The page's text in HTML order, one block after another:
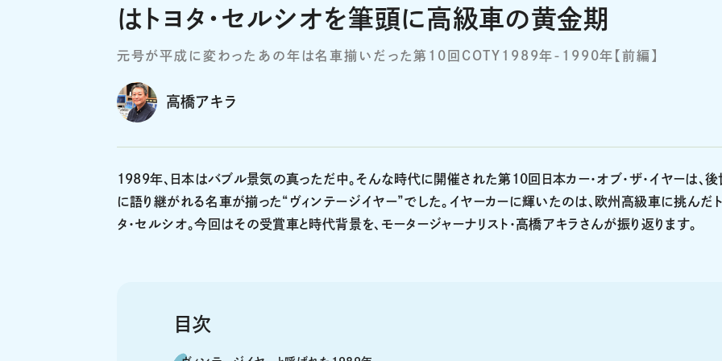
はトヨタ・セルシオを筆頭に高級車の黄金期
元号が平成に変わったあの年は名車揃いだった第10回COTY1989年-1990年【前編】
高橋アキラ
1989年、日本はバブル景気の真っただ中。そんな時代に開催された第10回日本カー・オブ・ザ・イヤーは、後
に語り継がれる名車が揃った“ヴィンテージイヤー”でした。イヤーカーに輝いたのは、欧州高級車に挑んだ
タ・セルシオ。今回はその受賞車と時代背景を、モータージャーナリスト・高橋アキラさんが振り返ります。
目次